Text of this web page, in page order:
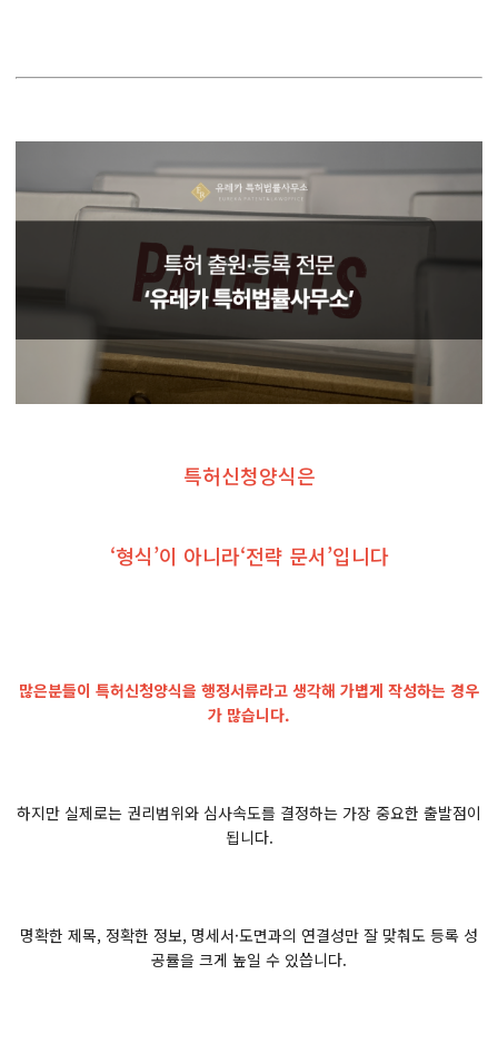
특허신청양식은
‘형식’이 아니라‘전략 문서’입니다
많은분들이 특허신청양식을 행정서류라고 생각해 가볍게 작성하는 경우
가 많습니다.
하지만 실제로는 권리범위와 심사속도를 결정하는 가장 중요한 출발점이
됩니다.
명확한 제목, 정확한 정보, 명세서·도면과의 연결성만 잘 맞춰도 등록 성
공률을 크게 높일 수 있씁니다.